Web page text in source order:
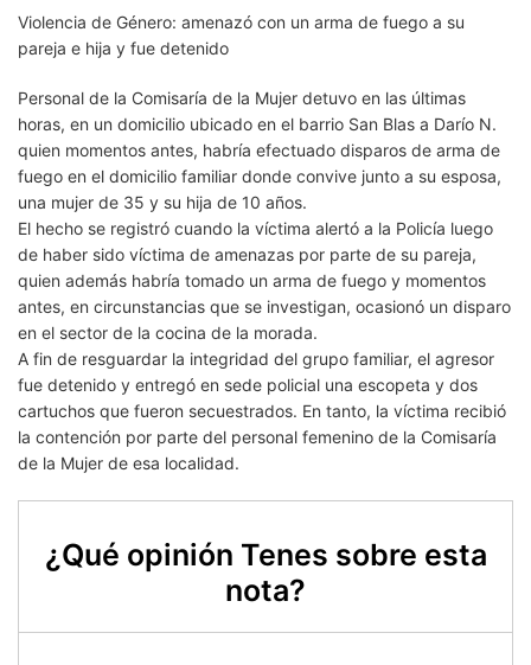
Violencia de Género: amenazó con un arma de fuego a su
pareja e hija y fue detenido
Personal de la Comisaría de la Mujer detuvo en las últimas
horas, en un domicilio ubicado en el barrio San Blas a Darío N.
quien momentos antes, habría efectuado disparos de arma de
fuego en el domicilio familiar donde convive junto a su esposa,
una mujer de 35 y su hija de 10 años.
El hecho se registró cuando la víctima alertó a la Policía luego
de haber sido víctima de amenazas por parte de su pareja,
quien además habría tomado un arma de fuego y momentos
antes, en circunstancias que se investigan, ocasionó un disparo
en el sector de la cocina de la morada.
A fin de resguardar la integridad del grupo familiar, el agresor
fue detenido y entregó en sede policial una escopeta y dos
cartuchos que fueron secuestrados. En tanto, la víctima recibió
la contención por parte del personal femenino de la Comisaría
de la Mujer de esa localidad.
¿Qué opinión Tenes sobre esta
nota?